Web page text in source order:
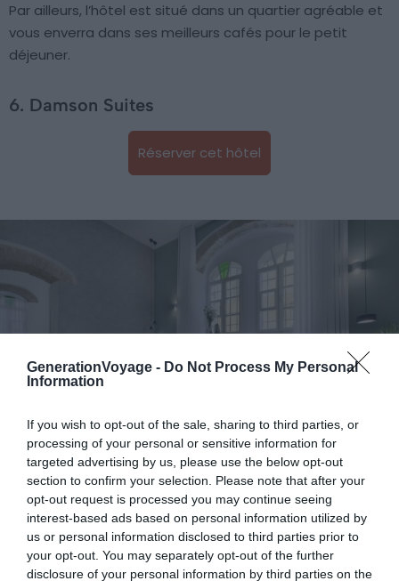
GenerationVoyage - Do Not Process My Personal
Information
If you wish to opt-out of the sale, sharing to third parties, or
processing of your personal or sensitive information for
targeted advertising by us, please use the below opt-out
section to confirm your selection. Please note that after your
opt-out request is processed you may continue seeing
interest-based ads based on personal information utilized by
us or personal information disclosed to third parties prior to
your opt-out. You may separately opt-out of the further
disclosure of your personal information by third parties on the
Par ailleurs, l’hôtel est situé dans un quartier agréable et
vous enverra dans ses meilleurs cafés pour le petit
déjeuner.
6. Damson Suites
Réserver cet hôtel
Crédit photo :
Atouts de l’hôtel :l’emplacement, la décoration